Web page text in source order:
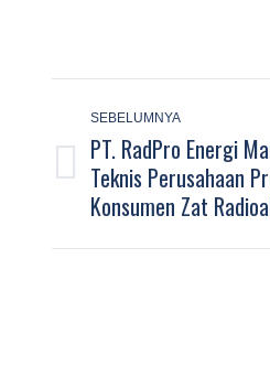
navigation
SEBELUMNYA
Previous
post:
PT. RadPro Energi
Teknis Perusahaan
Konsumen Zat